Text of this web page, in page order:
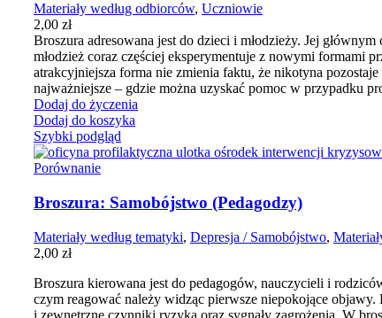
Materiały według odbiorców, Uczniowie
2,00 zł
Broszura adresowana jest do dzieci i młodzieży. Jej
młodzież coraz częściej eksperymentuje z nowymi formami
atrakcyjniejsza forma nie zmienia faktu, że nikotyna
najważniejsze – gdzie można uzyskać pomoc w przypadku
Dodaj do życzenia
Dodaj do koszyka
Szybki podgląd
Porównanie
Broszura: Samobójstwo (Pedagodzy)
Materiały według tematyki, Depresja / Samobójstwo,
2,00 zł
Broszura kierowana jest do pedagogów, nauczycieli i
czym reagować należy widząc pierwsze niepokojące
i zewnętrzne czynniki ryzyka oraz sygnały zagrożenia. W